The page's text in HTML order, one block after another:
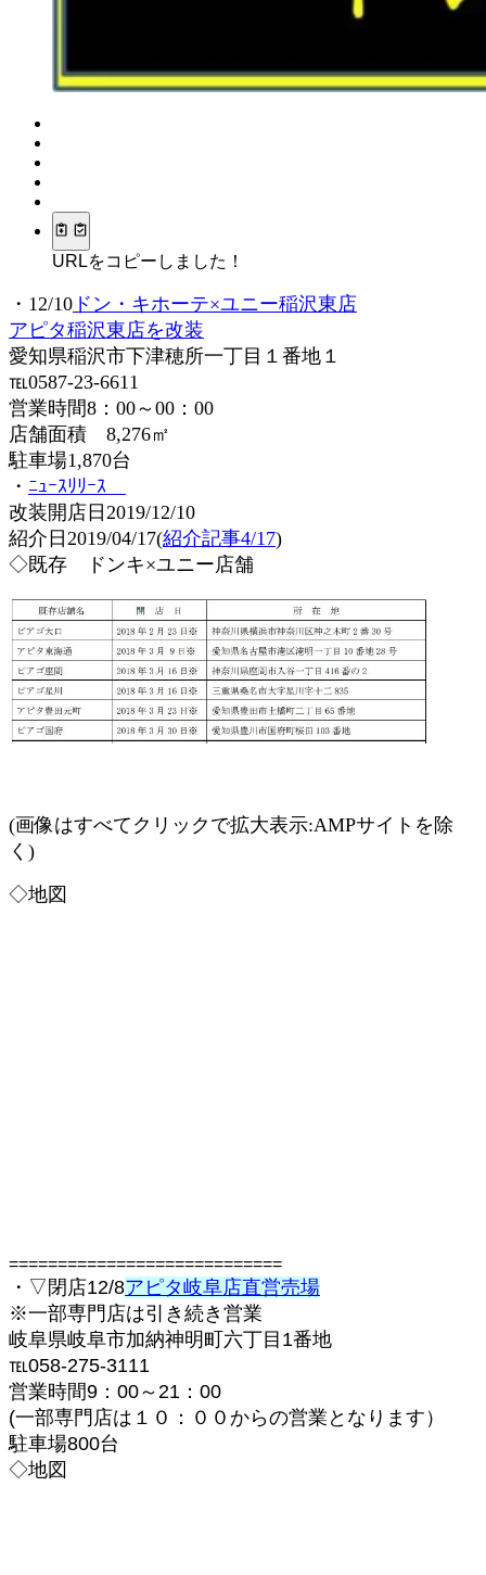
URLをコピーしました！
・12/10 ドン・キホーテ×ユニー稲沢東店
アピタ稲沢東店を改装
愛知県稲沢市下津穂所一丁目１番地１
℡0587-23-6611
営業時間8：00～00：00
店舗面積 8,276㎡
駐車場1,870台
・ ﾆｭｰｽﾘﾘｰｽ
改装開店日2019/12/10
紹介日2019/04/17(紹介記事4/17)
◇既存 ドンキ×ユニー店舗
(画像はすべてクリックで拡大表示:AMPサイトを除
く)
◇地図
============================
・▽閉店12/8アピタ岐阜店直営売場
※一部専門店は引き続き営業
岐阜県岐阜市加納神明町六丁目1番地
℡058-275-3111
営業時間9：00～21：00
(一部専門店は１０：００からの営業となります）
駐車場800台
◇地図